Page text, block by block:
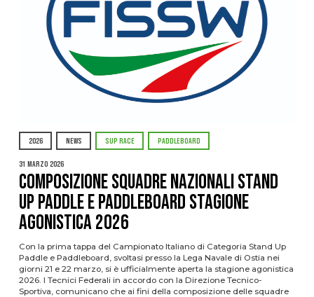
2026 NEWS SUP RACE PADDLEBOARD
31 Marzo 2026
Composizione squadre nazionali Stand
Up Paddle e Paddleboard stagione
agonistica 2026
Con la prima tappa del Campionato Italiano di Categoria Stand Up
Paddle e Paddleboard, svoltasi presso la Lega Navale di Ostia nei
giorni 21 e 22 marzo, si è ufficialmente aperta la stagione agonistica
2026. I Tecnici Federali in accordo con la Direzione Tecnico-
Sportiva, comunicano che ai fini della composizione delle squadre